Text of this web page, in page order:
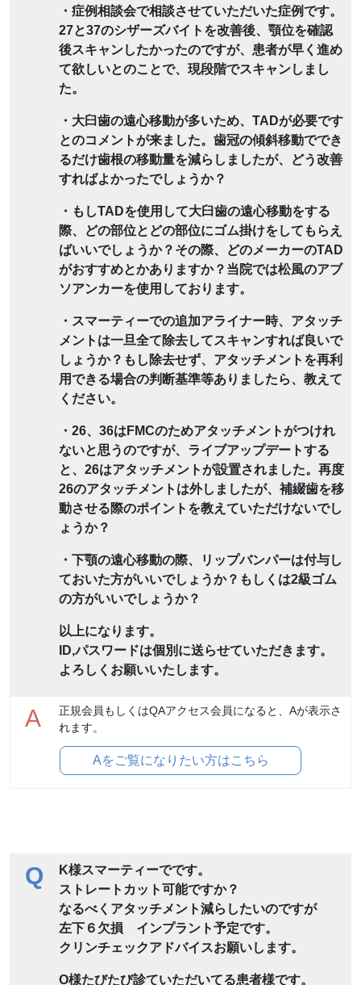
・症例相談会で相談させていただいた症例です。
27と37のシザーズバイトを改善後、顎位を確認
後スキャンしたかったのですが、患者が早く進め
て欲しいとのことで、現段階でスキャンしまし
た。
・大臼歯の遠心移動が多いため、TADが必要です
とのコメントが来ました。歯冠の傾斜移動ででき
るだけ歯根の移動量を減らしましたが、どう改善
すればよかったでしょうか？
・もしTADを使用して大臼歯の遠心移動をする
際、どの部位とどの部位にゴム掛けをしてもらえ
ばいいでしょうか？その際、どのメーカーのTAD
がおすすめとかありますか？当院では松風のアブ
ソアンカーを使用しております。
・スマーティーでの追加アライナー時、アタッチ
メントは一旦全て除去してスキャンすれば良いで
しょうか？もし除去せず、アタッチメントを再利
用できる場合の判断基準等ありましたら、教えて
ください。
・26、36はFMCのためアタッチメントがつけれ
ないと思うのですが、ライブアップデートする
と、26はアタッチメントが設置されました。再度
26のアタッチメントは外しましたが、補綴歯を移
動させる際のポイントを教えていただけないでし
ょうか？
・下顎の遠心移動の際、リップバンパーは付与し
ておいた方がいいでしょうか？もしくは2級ゴム
の方がいいでしょうか？
以上になります。
ID,パスワードは個別に送らせていただきます。
よろしくお願いいたします。
A
正規会員もしくはQAアクセス会員になると、Aが表示さ
れます。
Aをご覧になりたい方はこちら
Q
K様スマーティーでです。
ストレートカット可能ですか？
なるべくアタッチメント減らしたいのですが
左下６欠損 インプラント予定です。
クリンチェックアドバイスお願いします。
O様たびたび診ていただいてる患者様です。